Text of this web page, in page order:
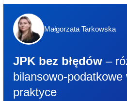
Małgorzata Tarkowska
JPK bez błędów –
bilansowo-podatkowe
praktyce